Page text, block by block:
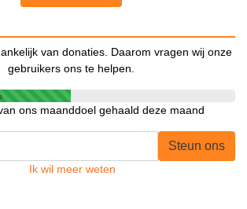
van donaties. Daarom vragen wij onze
gebruikers ons te helpen.
ons maanddoel gehaald deze maand
Steun ons
Ik wil meer weten